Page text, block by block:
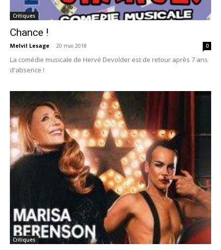
Critiques
Chance !
Melvil Lesage - 20 mai 2018 0
La comédie musicale de Hervé Devolder est de retour après 7 ans
d'absence !
Critiques